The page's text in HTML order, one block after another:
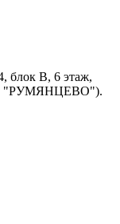
блок В, 6 этаж,
"РУМЯНЦЕВО").